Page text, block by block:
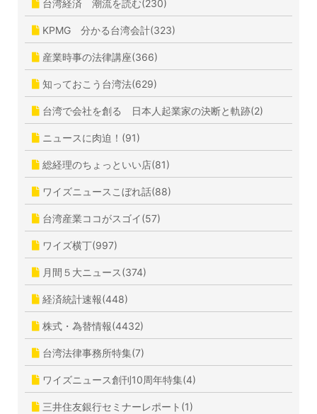
台湾経済 潮流を読む(230)
KPMG 分かる台湾会計(323)
産業時事の法律講座(366)
知っておこう台湾法(629)
台湾で会社を創る 日本人起業家の決断と軌跡(2)
ニュースに肉迫！(91)
総経理のちょっといい店(81)
ワイズニュースこぼれ話(88)
台湾産業ココがスゴイ(57)
ワイズ横丁(997)
月間５大ニュース(374)
経済統計速報(448)
株式・為替情報(4432)
台湾法律事務所特集(7)
ワイズニュース創刊10周年特集(4)
三井住友銀行セミナーレポート(1)